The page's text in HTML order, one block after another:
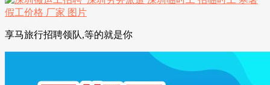
享马旅行招聘领队,等的就是你